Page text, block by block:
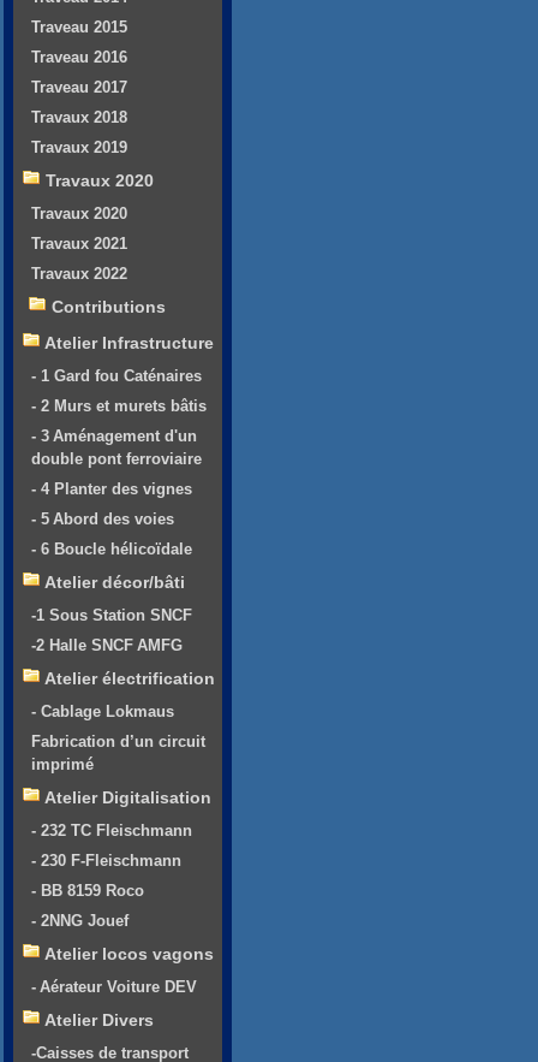
Traveau 2015
Traveau 2016
Traveau 2017
Travaux 2018
Travaux 2019
Travaux 2020
Travaux 2020
Travaux 2021
Travaux 2022
Contributions
Atelier Infrastructure
- 1 Gard fou Caténaires
- 2 Murs et murets bâtis
- 3 Aménagement d'un
double pont ferroviaire
- 4 Planter des vignes
- 5 Abord des voies
- 6 Boucle hélicoïdale
Atelier décor/bâti
-1 Sous Station SNCF
-2 Halle SNCF AMFG
Atelier électrification
- Cablage Lokmaus
Fabrication d’un circuit
imprimé
Atelier Digitalisation
- 232 TC Fleischmann
- 230 F-Fleischmann
- BB 8159 Roco
- 2NNG Jouef
Atelier locos vagons
- Aérateur Voiture DEV
Atelier Divers
-Caisses de transport